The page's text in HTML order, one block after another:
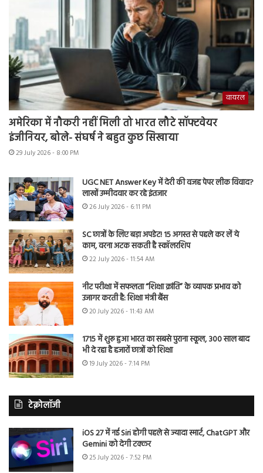
वायरल
अमेरिका में नौकरी नहीं मिली तो भारत लौटे सॉफ्टवेयर
इंजीनियर, बोले- संघर्ष ने बहुत कुछ सिखाया
29 July 2026 - 8:00 PM
UGC NET Answer Key में देरी की वजह पेपर लीक विवाद?
लाखों उम्मीदवार कर रहे इंतजार
26 July 2026 - 6:11 PM
SC छात्रों के लिए बड़ा अपडेट! 15 अगस्त से पहले कर लें ये
काम, वरना अटक सकती है स्कॉलरशिप
22 July 2026 - 11:54 AM
नीट परीक्षा में सफलता “शिक्षा क्रांति” के व्यापक प्रभाव को
उजागर करती है: शिक्षा मंत्री बैंस
20 July 2026 - 11:43 AM
1715 में शुरू हुआ भारत का सबसे पुराना स्कूल, 300 साल बाद
भी दे रहा है हजारों छात्रों को शिक्षा
19 July 2026 - 7:14 PM
टेक्नोलॉजी
iOS 27 में नई Siri होगी पहले से ज्यादा स्मार्ट, ChatGPT और
Gemini को देगी टक्कर
25 July 2026 - 7:52 PM